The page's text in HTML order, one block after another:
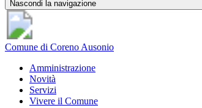
Nascondi la navigazione
Comune di Coreno Ausonio
Amministrazione
Novità
Servizi
Vivere il Comune